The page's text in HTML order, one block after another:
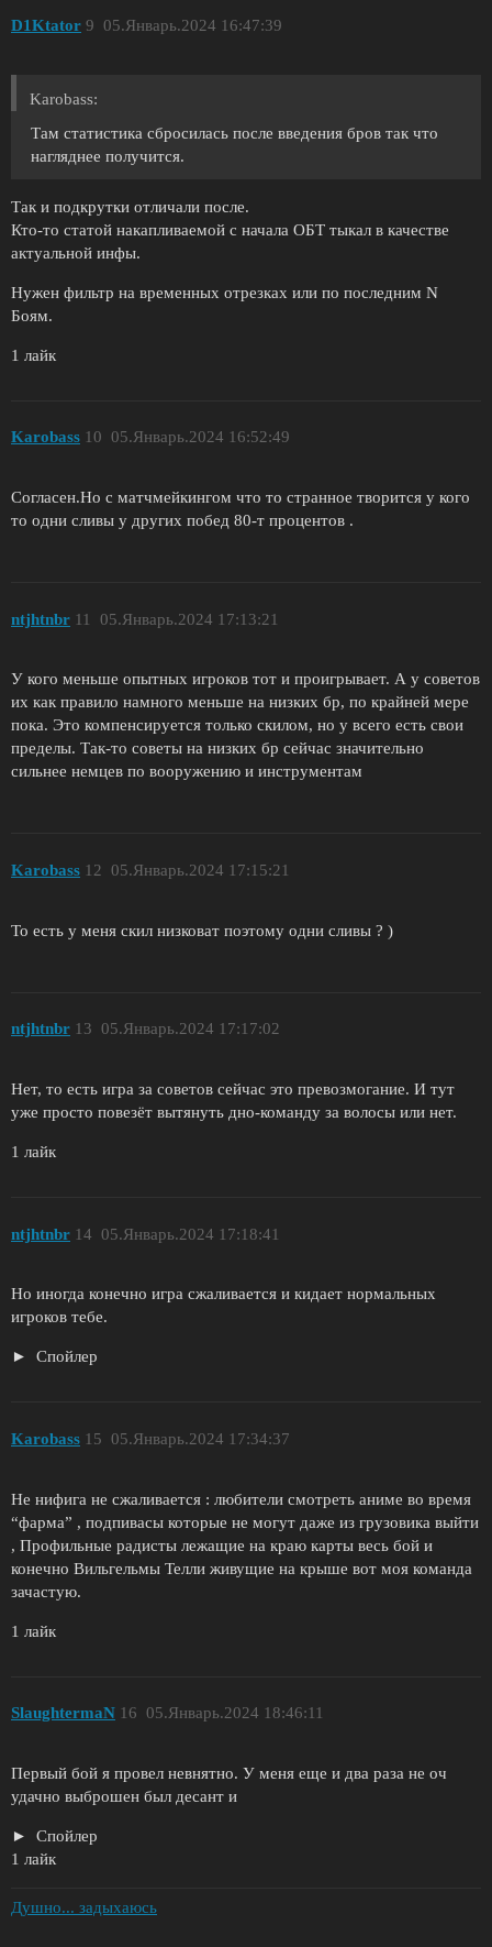
D1Ktator 05.Январь.2024 16:47:39
9
Karobass:
Там статистика сбросилась после введения бров так что
нагляднее получится.
Так и подкрутки отличали после.
Кто-то статой накапливаемой с начала ОБТ тыкал в качестве
актуальной инфы.
Нужен фильтр на временных отрезках или по последним N
Боям.
1 лайк
Karobass 05.Январь.2024 16:52:49
10
Согласен.Но с матчмейкингом что то странное творится у кого
то одни сливы у других побед 80-т процентов .
ntjhtnbr 05.Январь.2024 17:13:21
11
У кого меньше опытных игроков тот и проигрывает. А у советов
их как правило намного меньше на низких бр, по крайней мере
пока. Это компенсируется только скилом, но у всего есть свои
пределы. Так-то советы на низких бр сейчас значительно
сильнее немцев по вооружению и инструментам
Karobass 05.Январь.2024 17:15:21
12
То есть у меня скил низковат поэтому одни сливы ? )
ntjhtnbr 05.Январь.2024 17:17:02
13
Нет, то есть игра за советов сейчас это превозмогание. И тут
уже просто повезёт вытянуть дно-команду за волосы или нет.
1 лайк
ntjhtnbr 05.Январь.2024 17:18:41
14
Но иногда конечно игра сжаливается и кидает нормальных
игроков тебе.
Спойлер
Karobass 05.Январь.2024 17:34:37
15
Не нифига не сжаливается : любители смотреть аниме во время
“фарма” , подпивасы которые не могут даже из грузовика выйти
, Профильные радисты лежащие на краю карты весь бой и
конечно Вильгельмы Телли живущие на крыше вот моя команда
зачастую.
1 лайк
SlaughtermaN 05.Январь.2024 18:46:11
16
Первый бой я провел невнятно. У меня еще и два раза не оч
удачно выброшен был десант и
Спойлер
1 лайк
Душно... задыхаюсь